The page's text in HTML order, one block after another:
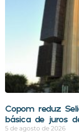
Copom reduz
básica de juros
5 de agosto de 2026